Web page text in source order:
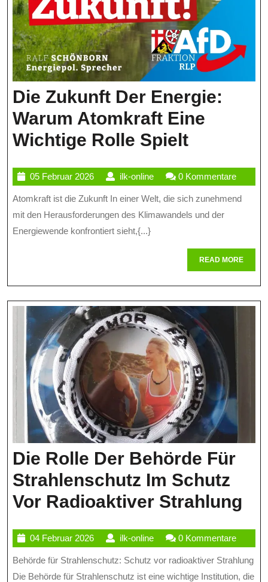
Die Zukunft Der Energie:
Warum Atomkraft Eine
Wichtige Rolle SpieltDie
Der
Energie:
Eine
Wichtige
Rolle
Spielt
05 Februar 202605
Februar
2026
ilk-onlineilk-
online
0 Kommentare
Atomkraft ist die Zukunft In einer Welt, die sich zunehmend
mit den Herausforderungen des Klimawandels und der
Energiewende konfrontiert sieht,{...}
READ MOREREAD
MORE
Die Rolle Der Behörde Für
Strahlenschutz Im Schutz
Vor Radioaktiver Strahlung
04 Februar 202604
Februar
2026
ilk-onlineilk-
online
0 Kommentare
Behörde für Strahlenschutz: Schutz vor radioaktiver Strahlung
Die Behörde für Strahlenschutz ist eine wichtige Institution, die